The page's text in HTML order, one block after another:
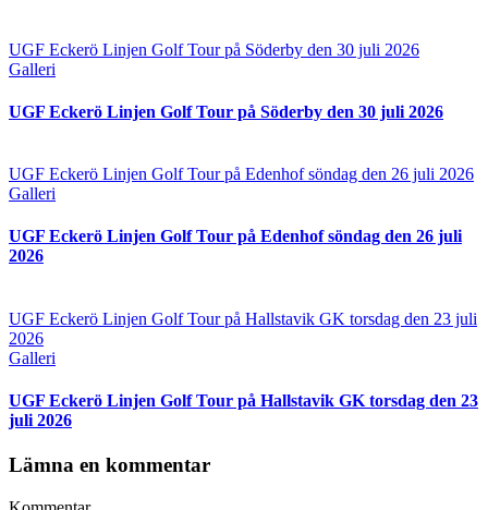
UGF Eckerö Linjen Golf Tour på Söderby den 30 juli 2026
Galleri
UGF Eckerö Linjen Golf Tour på Söderby den 30 juli 2026
UGF Eckerö Linjen Golf Tour på Edenhof söndag den 26 juli 2026
Galleri
UGF Eckerö Linjen Golf Tour på Edenhof söndag den 26 juli
2026
UGF Eckerö Linjen Golf Tour på Hallstavik GK torsdag den 23 juli
2026
Galleri
UGF Eckerö Linjen Golf Tour på Hallstavik GK torsdag den 23
juli 2026
Lämna en kommentar